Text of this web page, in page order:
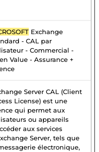
Exchange
- CAL par
- Commercial -
Value - Assurance +
Server CAL (Client
License) est une
qui permet aux
ou appareils
aux services
Server, tels que
électronique,